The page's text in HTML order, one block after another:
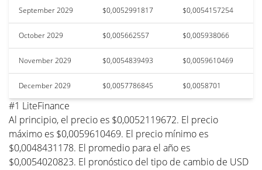
September 2029 $0,0052991817 $0,0054157254
October 2029 $0,005662557 $0,005938066
November 2029 $0,0054839493 $0,0059610469
December 2029 $0,0057786845 $0,0058701
#1 LiteFinance
Al principio, el precio es $0,0052119672. El precio
máximo es $0,0059610469. El precio mínimo es
$0,0048431178. El promedio para el año es
$0,0054020823. El pronóstico del tipo de cambio de USD